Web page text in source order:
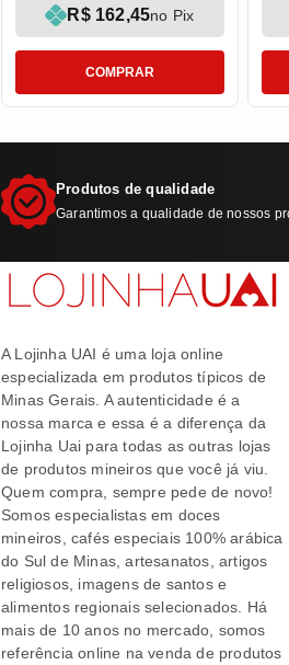
R$ 162,45no Pix
COMPRAR
Produtos de qualidade
Garantimos a qualidade de nossos
A Lojinha UAI é uma loja online
especializada em produtos típicos de
Minas Gerais. A autenticidade é a
nossa marca e essa é a diferença da
Lojinha Uai para todas as outras lojas
de produtos mineiros que você já viu.
Quem compra, sempre pede de novo!
Somos especialistas em doces
mineiros, cafés especiais 100% arábica
do Sul de Minas, artesanatos, artigos
religiosos, imagens de santos e
alimentos regionais selecionados. Há
mais de 10 anos no mercado, somos
referência online na venda de produtos